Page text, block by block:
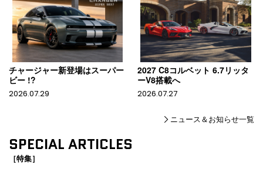
チャージャー新登場はスーパー
ビー !?
2026.07.29
2027 C8コルベット 6.7リッタ
ーV8搭載へ
2026.07.27
ニュース＆お知らせ一覧
SPECIAL ARTICLES
［特集］